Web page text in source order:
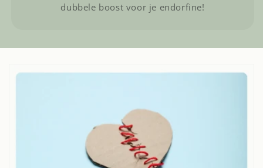
dubbele boost voor je endorfine!